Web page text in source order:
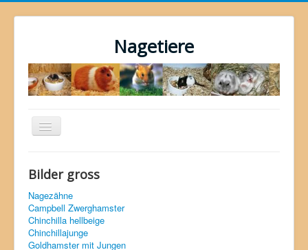
Nagetiere
Navigation
an/aus
Hamster
Zwerghamster
Meerschweinchen
Bilder gross
Nagezähne
Campbell Zwerghamster
Chinchilla hellbeige
Chinchillajunge
Goldhamster mit Jungen